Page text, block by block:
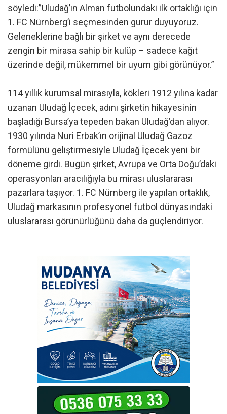
söyledi:”Uludağ’ın Alman futbolundaki ilk ortaklığı için
1. FC Nürnberg’i seçmesinden gurur duyuyoruz.
Geleneklerine bağlı bir şirket ve aynı derecede
zengin bir mirasa sahip bir kulüp – sadece kağıt
üzerinde değil, mükemmel bir uyum gibi görünüyor.”
114 yıllık kurumsal mirasıyla, kökleri 1912 yılına kadar
uzanan Uludağ İçecek, adını şirketin hikayesinin
başladığı Bursa’ya tepeden bakan Uludağ’dan alıyor.
1930 yılında Nuri Erbak’ın orijinal Uludağ Gazoz
formülünü geliştirmesiyle Uludağ İçecek yeni bir
döneme girdi. Bugün şirket, Avrupa ve Orta Doğu’daki
operasyonları aracılığıyla bu mirası uluslararası
pazarlara taşıyor. 1. FC Nürnberg ile yapılan ortaklık,
Uludağ markasının profesyonel futbol dünyasındaki
uluslararası görünürlüğünü daha da güçlendiriyor.